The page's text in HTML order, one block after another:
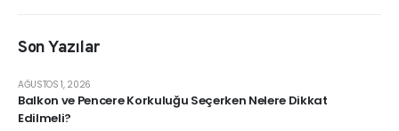
Son Yazılar
Balkon ve Pencere Korkuluğu Seçerken Nelere Dikkat
Edilmeli?
AĞUSTOS 1, 2026